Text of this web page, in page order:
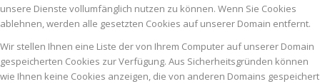
unsere Dienste vollumfänglich nutzen zu können. Wenn Sie Cookies
ablehnen, werden alle gesetzten Cookies auf unserer Domain entfernt.
Wir stellen Ihnen eine Liste der von Ihrem Computer auf unserer Domain
gespeicherten Cookies zur Verfügung. Aus Sicherheitsgründen können
wie Ihnen keine Cookies anzeigen, die von anderen Domains gespeichert